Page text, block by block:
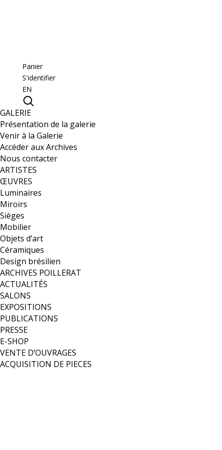
Panier
S'identifier
EN
GALERIE
Présentation de la galerie
Venir à la Galerie
Accéder aux Archives
Nous contacter
ARTISTES
ŒUVRES
Luminaires
Miroirs
Sièges
Mobilier
Objets d’art
Céramiques
Design brésilien
ARCHIVES POILLERAT
ACTUALITÉS
SALONS
EXPOSITIONS
PUBLICATIONS
PRESSE
E-SHOP
VENTE D’OUVRAGES
ACQUISITION DE PIECES